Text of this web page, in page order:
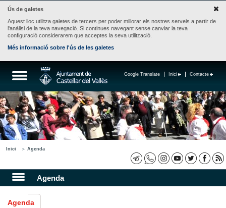
Ús de galetes
Aquest lloc utilitza galetes de tercers per poder millorar els nostres serveis a partir de
l'anàlisi de la teva navegació. Si continues navegant sense canviar la teva
configuració considerarem que acceptes la seva utilització.
Més informació sobre l'ús de les galetes
Contacte
Inici
Google Translate
Inici Agenda
Agenda
Agenda